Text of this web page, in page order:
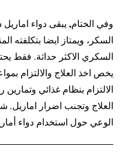
وفي الختام, يبقى دواء
السكر، ويمتاز ايضا بتكلفته
السكري الاكثر حداثة. فقط
يخص اخذ العلاج والالتزام
الالتزام بنظام غذائي
العلاج وتجنب اضرار اماريل.
الوعي حول استخدام دواء